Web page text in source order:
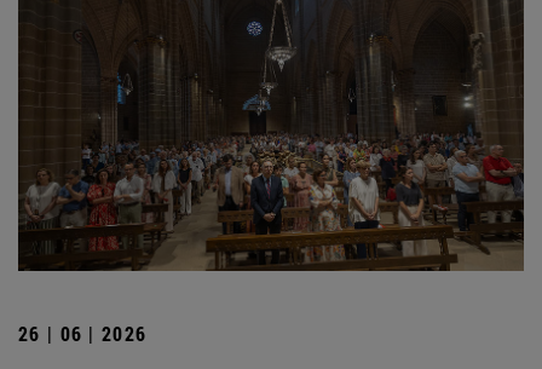
26 | 06 | 2026